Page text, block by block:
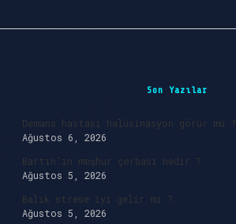
Son Yazılar
Demans hastası halüsinasyon görür mü ?
Ağustos 6, 2026
Bartın’ın meşhur çorbası nedir ?
Ağustos 5, 2026
Balık strese iyi gelir mi ?
Ağustos 5, 2026